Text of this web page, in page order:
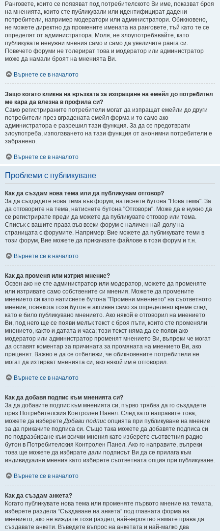
Ранговете, които се появяват под потребителското Ви име, показват броя
на мненията, които сте публикували или идентифицират дадени
потребители, например модератори или администратори. Обикновено,
не можете директно да промените имената на ранговете, тъй като те се
определят от администратора. Моля, не злоупотребявайте, като
публикувате ненужни мнения само и само да увеличите ранга си.
Повечето форуми не толерират това и модератор или администратор
може да намали броят на мненията Ви.
Върнете се в началото
Защо когато кликна на връзката за изпращане на емейл до потребител
ме кара да влезна в профила си?
Само регистрираните потребители могат да изпращат емейли до други
потребители през вградената емейл форма и то само ако
администратора е разрешил тази функция. За да се предотврати
злоупотреба, използването на тази функция от анонимни потребители е
забранено.
Върнете се в началото
Проблеми с публикуване
Как да създам нова тема или да публикувам отговор?
За да създадете нова тема във форум, натиснете бутона "Нова тема". За
да отговорите на тема, натиснете бутона "Отговори". Може да е нужно да
се регистрирате преди да можете да публикувате отговор или тема.
Списък с вашите права във всеки форум е наличен най-долу на
страницата с форумите. Например: Вие можете да публикувате теми в
този форум, Вие можете да прикачвате файлове в този форум и т.н.
Върнете се в началото
Как да променя или изтрия мнение?
Освен ако не сте администратор или модератор, можете да променяте
или изтривате само собствените си мнения. Можете да промените
мнението си като натиснете бутона "Промени мнението" на съответното
мнение, понякога този бутон е активен само за определено време след
като е било публикувано мнението. Ако някой е отговорил на мнението
Ви, под него ще се появи мелък текст с броя пъти, които сте променяли
мнението, както и датата и часа; този текст няма да се появи ако
модератор или администратор променят мнението Ви, въпреки че могат
да оставят коментар за причината за промяната на мнението Ви, ако
преценят. Важно е да се отбележи, че обикновените потребители не
могат да изтирват мненията си, ако някой им е отговорил.
Върнете се в началото
Как да добавя подпис към мненията си?
За да добавите подпис към мненията си, първо трябва да го създадете
през Потребителския Контролен Панел. След като направите това,
можете да изберетеДобави подпис опцията при публикуване на мнение
за да прикачите подписа си. Също така можете да добавяте подписа си
по подразбиране към всички мнения като изберете съответния радио
бутон в Потребителския Контролен Панел. Ако го направите, въпреки
това ще можете да избирате дали подписът Ви да се прилага към
индивидуални мнения като изберете съответната опция при публикуване.
Върнете се в началото
Как да създам анкета?
Когато публикувате нова тема или променяте първото мнение на темата,
изберете раздела “Създаване на анкета” под главната форма на
мнението; ако не виждате този раздел, най-вероятно нямате права да
създавате анкети. Въведете въпрос на анкетата и най-малко два